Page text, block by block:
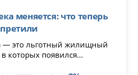
меняется: что теперь
— это льготный жилищный
которых появился...